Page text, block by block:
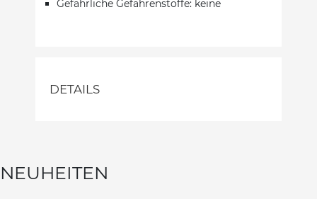
Gefährliche Gefahrenstoffe: keine
DETAILS
NEUHEITEN